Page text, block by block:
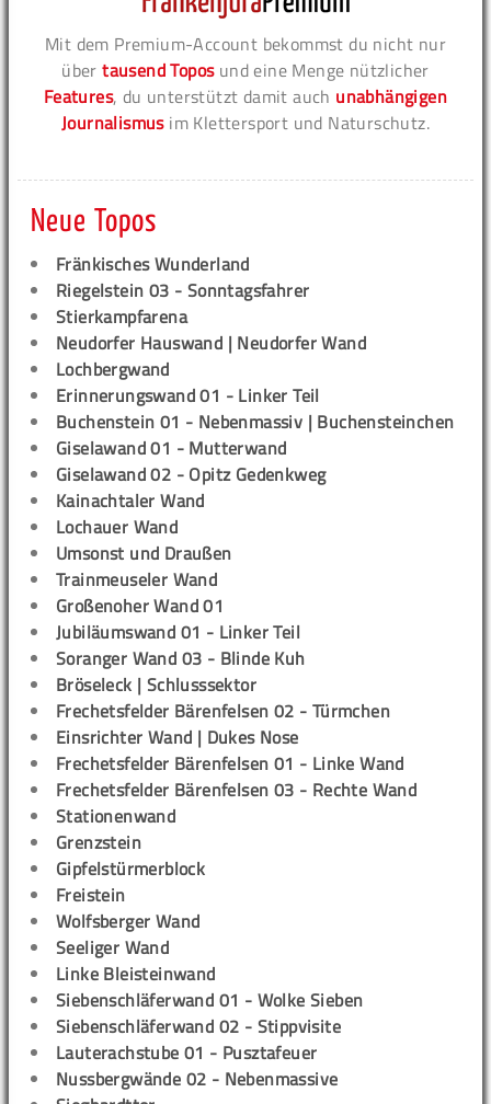
Mit dem Premium-Account bekommst du nicht nur
übertausend Toposund eine Menge nützlicher
Features, du unterstützt damit auch unabhängigen
Journalismusim Klettersport und Naturschutz.
Neue Topos
Fränkisches Wunderland
Riegelstein 03 - Sonntagsfahrer
Stierkampfarena
Neudorfer Hauswand | Neudorfer Wand
Lochbergwand
Erinnerungswand 01 - Linker Teil
Buchenstein 01 - Nebenmassiv | Buchensteinchen
Giselawand 01 - Mutterwand
Giselawand 02 - Opitz Gedenkweg
Kainachtaler Wand
Lochauer Wand
Umsonst und Draußen
Trainmeuseler Wand
Großenoher Wand 01
Jubiläumswand 01 - Linker Teil
Soranger Wand 03 - Blinde Kuh
Bröseleck | Schlusssektor
Frechetsfelder Bärenfelsen 02 - Türmchen
Einsrichter Wand | Dukes Nose
Frechetsfelder Bärenfelsen 01 - Linke Wand
Frechetsfelder Bärenfelsen 03 - Rechte Wand
Stationenwand
Grenzstein
Gipfelstürmerblock
Freistein
Wolfsberger Wand
Seeliger Wand
Linke Bleisteinwand
Siebenschläferwand 01 - Wolke Sieben
Siebenschläferwand 02 - Stippvisite
Lauterachstube 01 - Pusztafeuer
Nussbergwände 02 - Nebenmassive